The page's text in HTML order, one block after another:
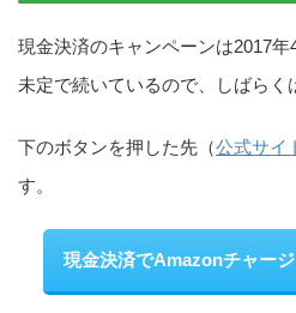
現金決済のキャンペーンは2017
未定で続いているので、しばらく
下のボタンを押した先（公式サイ
す。
現金決済でAmazonチャー